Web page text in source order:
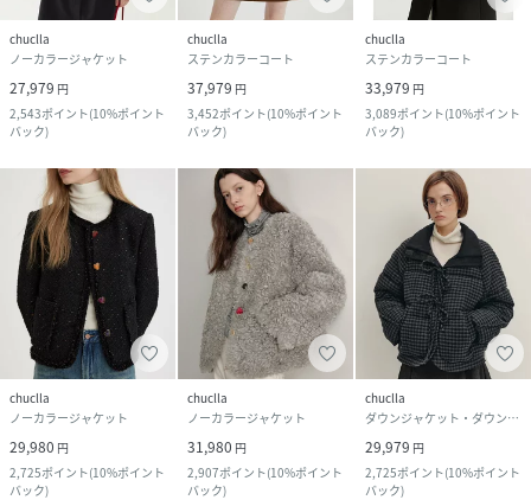
chuclla
ノーカラージャケット
27,979 円
2,543ポイント(10%ポイント
バック)
chuclla
ステンカラーコート
37,979 円
3,452ポイント(10%ポイント
バック)
chuclla
ステンカラーコート
33,979 円
3,089ポイント(10%ポイント
バック)
chuclla
ノーカラージャケット
29,980 円
2,725ポイント(10%ポイント
バック)
chuclla
ノーカラージャケット
31,980 円
2,907ポイント(10%ポイント
バック)
chuclla
ダウンジャケット・ダウンベスト
29,979 円
2,725ポイント(10%ポイント
バック)